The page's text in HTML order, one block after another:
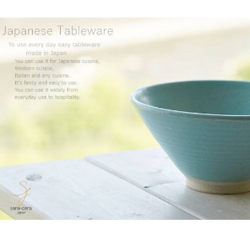
2022/12/2
≪おすすめ≫ 美味しいおかずと一緒にパクり♪
ツヤごはん！
≪おすすめ≫ 小鉢を並べてちょこっと豪華に
い木ノ葉の小鉢